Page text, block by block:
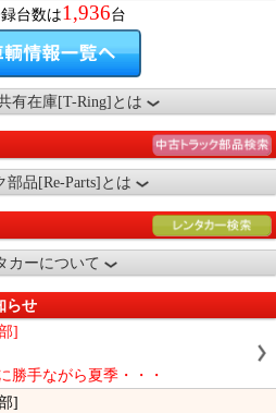
台数は1,936台
有在庫[T-Ring]とは
部品[Re-Parts]とは
カーについて
らせ
]
勝手ながら夏季・・・
]